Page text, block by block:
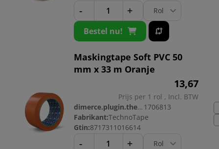
- +
Bestel nu!
Maskingtape Soft PVC 50
mm x 33 m Oranje
13,67
Prijs per 1 rol , Incl. BTW
dimerce.plugin.theme.productnr: 1706813
Fabrikant:TechnoTape
Gtin:8717311016614
- +